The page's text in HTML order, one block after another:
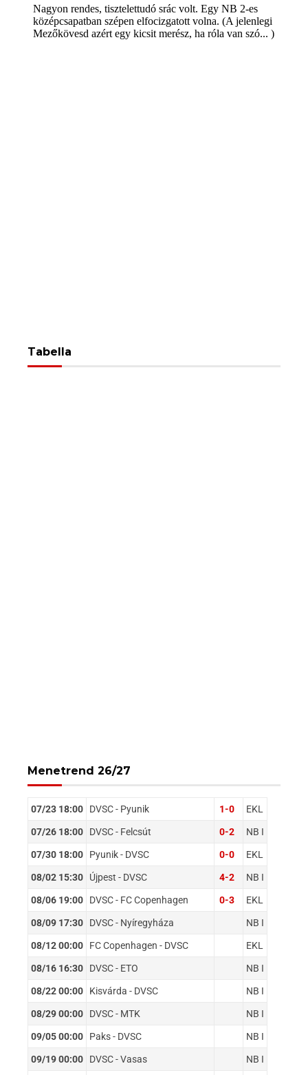
Tabella
Menetrend 26/27
07/23 18:00 DVSC - Pyunik 1-0 EKL
07/26 18:00 DVSC - Felcsút 0-2 NB I
07/30 18:00 Pyunik - DVSC 0-0 EKL
08/02 15:30 Újpest - DVSC 4-2 NB I
08/06 19:00 DVSC - FC Copenhagen 0-3 EKL
08/09 17:30 DVSC - Nyíregyháza NB I
08/12 00:00 FC Copenhagen - DVSC EKL
08/16 16:30 DVSC - ETO NB I
08/22 00:00 Kisvárda - DVSC NB I
08/29 00:00 DVSC - MTK NB I
09/05 00:00 Paks - DVSC NB I
09/19 00:00 DVSC - Vasas NB I